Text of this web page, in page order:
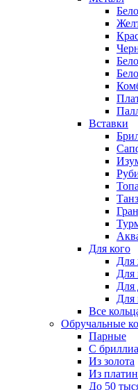
Вставки
Для кого
Для
Для
Для
Для
Все
Обручальные
Парные
С
Из золота
Из
До 50